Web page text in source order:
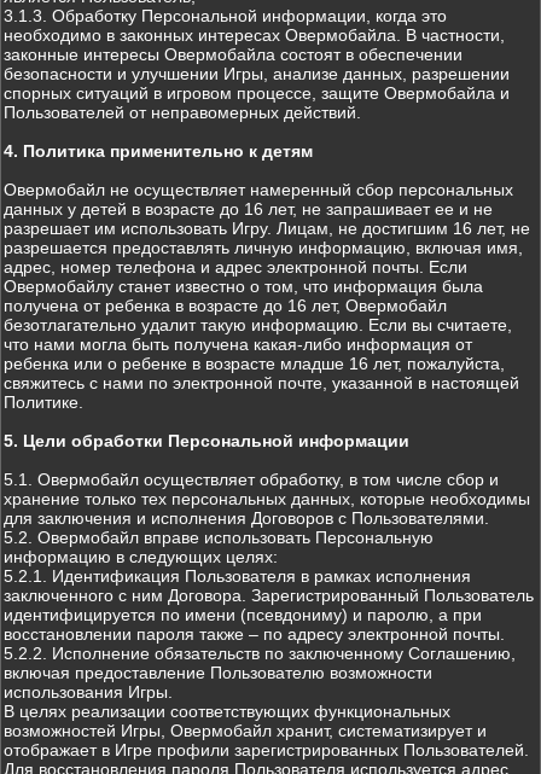
3.1.3. Обработку Персональной информации, когда это
необходимо в законных интересах Овермобайла. В частности,
законные интересы Овермобайла состоят в обеспечении
безопасности и улучшении Игры, анализе данных, разрешении
спорных ситуаций в игровом процессе, защите Овермобайла и
Пользователей от неправомерных действий.
4. Политика применительно к детям
Овермобайл не осуществляет намеренный сбор персональных
данных у детей в возрасте до 16 лет, не запрашивает ее и не
разрешает им использовать Игру. Лицам, не достигшим 16 лет, не
разрешается предоставлять личную информацию, включая имя,
адрес, номер телефона и адрес электронной почты. Если
Овермобайлу станет известно о том, что информация была
получена от ребенка в возрасте до 16 лет, Овермобайл
безотлагательно удалит такую информацию. Если вы считаете,
что нами могла быть получена какая-либо информация от
ребенка или о ребенке в возрасте младше 16 лет, пожалуйста,
свяжитесь с нами по электронной почте, указанной в настоящей
Политике.
5. Цели обработки Персональной информации
5.1. Овермобайл осуществляет обработку, в том числе сбор и
хранение только тех персональных данных, которые необходимы
для заключения и исполнения Договоров с Пользователями.
5.2. Овермобайл вправе использовать Персональную
информацию в следующих целях:
5.2.1. Идентификация Пользователя в рамках исполнения
заключенного с ним Договора. Зарегистрированный Пользователь
идентифицируется по имени (псевдониму) и паролю, а при
восстановлении пароля также – по адресу электронной почты.
5.2.2. Исполнение обязательств по заключенному Соглашению,
включая предоставление Пользователю возможности
использования Игры.
В целях реализации соответствующих функциональных
возможностей Игры, Овермобайл хранит, систематизирует и
отображает в Игре профили зарегистрированных Пользователей.
Для восстановления пароля Пользователя используется адрес